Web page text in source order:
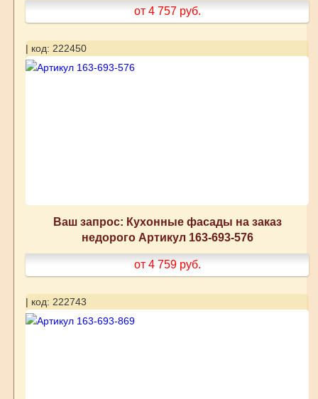
от 4 757 руб.
| код: 222450
Ваш запрос: Кухонные фасады на заказ
недорого Артикул 163-693-576
от 4 759 руб.
| код: 222743